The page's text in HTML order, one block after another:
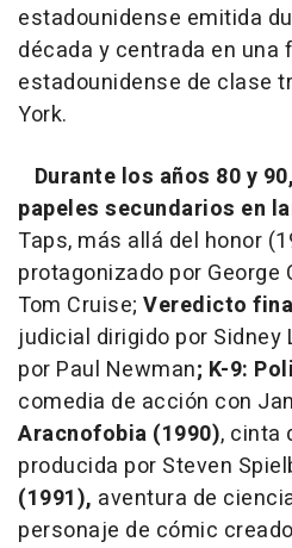
estadounidense emitida
década y centrada en una
estadounidense de clase
York.
Durante los años 80 y
papeles secundarios en
Taps, más allá del honor
protagonizado por George
Tom Cruise; Veredicto
judicial dirigido por
por Paul Newman; K-9:
comedia de acción con
Aracnofobia (1990), cinta
producida por Steven
(1991), aventura de
personaje de cómic